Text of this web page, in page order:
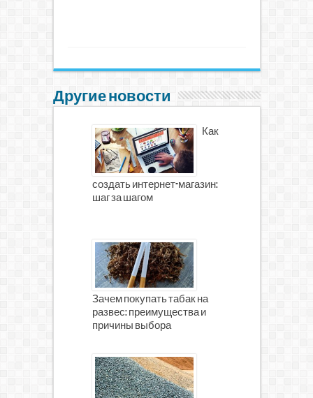
Другие новости
Как
создать интернет-магазин:
шаг за шагом
Зачем покупать табак на
развес: преимущества и
причины выбора